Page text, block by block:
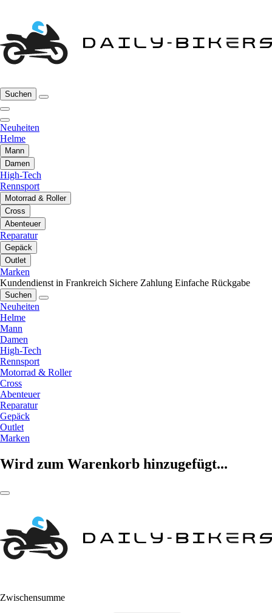
Suchen
Neuheiten
Helme
Mann
Damen
High-Tech
Rennsport
Motorrad & Roller
Cross
Abenteuer
Reparatur
Gepäck
Outlet
Marken
Kundendienst in Frankreich Sichere Zahlung Einfache Rückgabe
Suchen
Neuheiten
Helme
Mann
Damen
High-Tech
Rennsport
Motorrad & Roller
Cross
Abenteuer
Reparatur
Gepäck
Outlet
Marken
Wird zum Warenkorb hinzugefügt...
Zwischensumme